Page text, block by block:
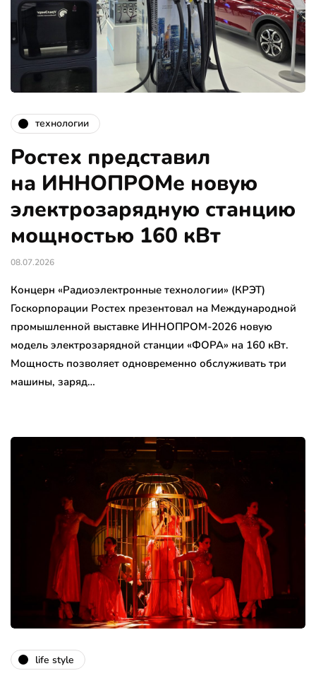
технологии
Ростех представил
на ИННОПРОМе новую
электрозарядную станцию
мощностью 160 кВт
08.07.2026
Концерн «Радиоэлектронные технологии» (КРЭТ)
Госкорпорации Ростех презентовал на Международной
промышленной выставке ИННОПРОМ-2026 новую
модель электрозарядной станции «ФОРА» на 160 кВт.
Мощность позволяет одновременно обслуживать три
машины, заряд…
life style